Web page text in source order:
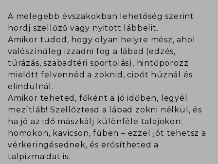
A melegebb évszakokban lehetőség szerint
hordj szellőző vagy nyitott lábbelit.
Amikor tudod, hogy olyan helyre mész, ahol
valószínűleg izzadni fog a lábad (edzés,
túrázás, szabadtéri sportolás), hintőporozz
mielőtt felvennéd a zoknid, cipőt húznál és
elindulnál.
Amikor teheted, főként a jó időben, legyél
mezítláb! Szellőztesd a lábad zokni nélkül, és
ha jó az idő mászkálj különféle talajokon:
homokon, kavicson, fűben – ezzel jót tehetsz a
vérkeringésednek, és erősítheted a
talpizmaidat is.